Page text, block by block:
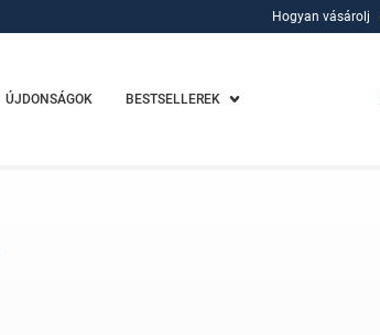
Hogyan vásárolj
ÚJDONSÁGOK BESTSELLEREK